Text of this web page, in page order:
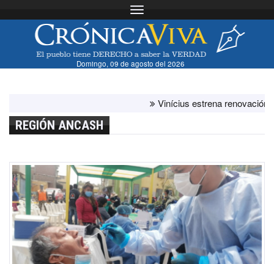
Toggle navigation
Domingo, 09 de agosto del 2026
Vinícius estrena renovación con
REGIÓN ANCASH